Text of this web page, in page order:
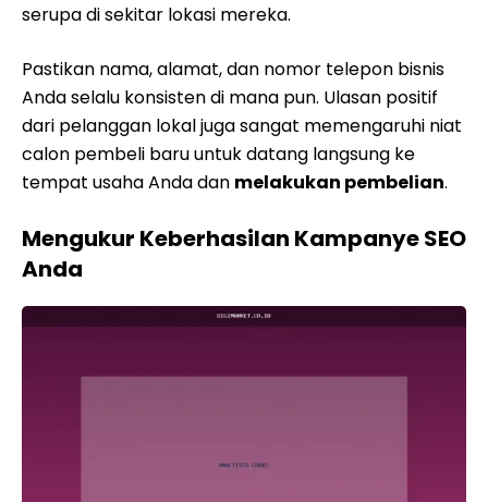
serupa di sekitar lokasi mereka.
Pastikan nama, alamat, dan nomor telepon bisnis
Anda selalu konsisten di mana pun. Ulasan positif
dari pelanggan lokal juga sangat memengaruhi niat
calon pembeli baru untuk datang langsung ke
tempat usaha Anda dan melakukan pembelian.
Mengukur Keberhasilan Kampanye SEO
Anda